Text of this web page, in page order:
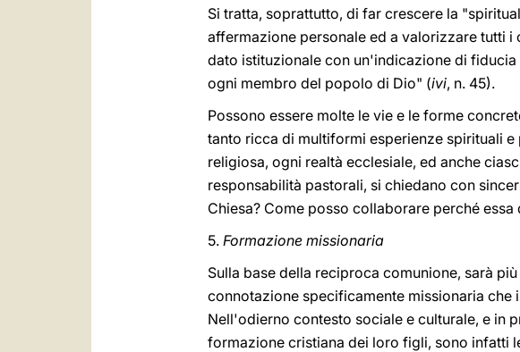
Si tratta, soprattutto, di far crescere la
affermazione personale ed a valorizzare tutti
dato istituzionale con un'indicazione di
ogni membro del popolo di Dio" (ivi, n. 45).
Possono essere molte le vie e le forme
tanto ricca di multiformi esperienze spirituali
religiosa, ogni realtà ecclesiale, ed anche
responsabilità pastorali, si chiedano con
Chiesa? Come posso collaborare perché
5. Formazione missionaria
Sulla base della reciproca comunione, sarà
connotazione specificamente missionaria che
Nell'odierno contesto sociale e culturale, e in
formazione cristiana dei loro figli, sono infatti